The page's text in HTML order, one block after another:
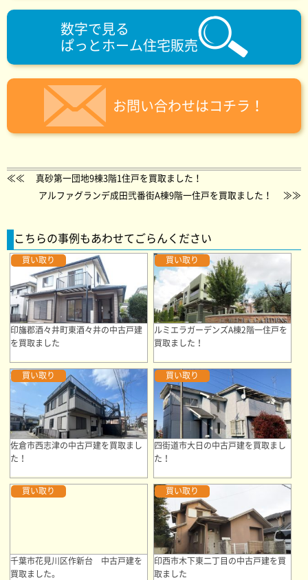
数字で見る
ぱっとホーム住宅販売
お問い合わせはコチラ！
≪≪ 真砂第一団地9棟3階1住戸を買取ました！
アルファグランデ成田弐番街A棟9階一住戸を買取ました！
≫≫
こちらの事例もあわせてごらんください
買い取り
印旛郡酒々井町東酒々井の中古戸建
を買取ました
買い取り
ルミエラガーデンズA棟2階一住戸を
買取ました！
買い取り
佐倉市西志津の中古戸建を買取まし
た！
買い取り
四街道市大日の中古戸建を買取まし
た！
買い取り
千葉市花見川区作新台 中古戸建を
買取ました。
買い取り
印西市木下東二丁目の中古戸建を買
取ました